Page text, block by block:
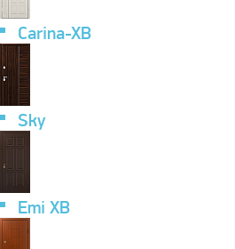
Carina-XB
Sky
Emi XB